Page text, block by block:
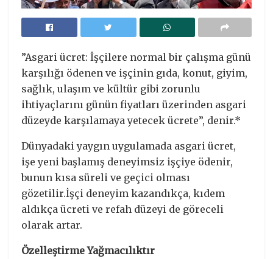
”Asgari ücret: İşçilere normal bir çalışma günü
karşılığı ödenen ve işçinin gıda, konut, giyim,
sağlık, ulaşım ve kültür gibi zorunlu
ihtiyaçlarını günün fiyatları üzerinden asgari
düzeyde karşılamaya yetecek ücrete”, denir.*
Dünyadaki yaygın uygulamada asgari ücret,
işe yeni başlamış deneyimsiz işçiye ödenir,
bunun kısa süreli ve geçici olması
gözetilir.İşçi deneyim kazandıkça, kıdem
aldıkça ücreti ve refah düzeyi de göreceli
olarak artar.
Özelleştirme Yağmacılıktır